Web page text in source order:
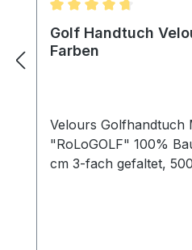
Durchschnittliche
Golf Handtuch
Farben
Velours Golfhandtuch
"RoLoGOLF" 100%
cm 3-fach gefaltet,